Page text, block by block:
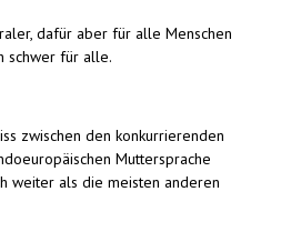
dafür aber für alle Menschen
schwer für alle.
zwischen den konkurrierenden
Muttersprache
weiter als die meisten anderen